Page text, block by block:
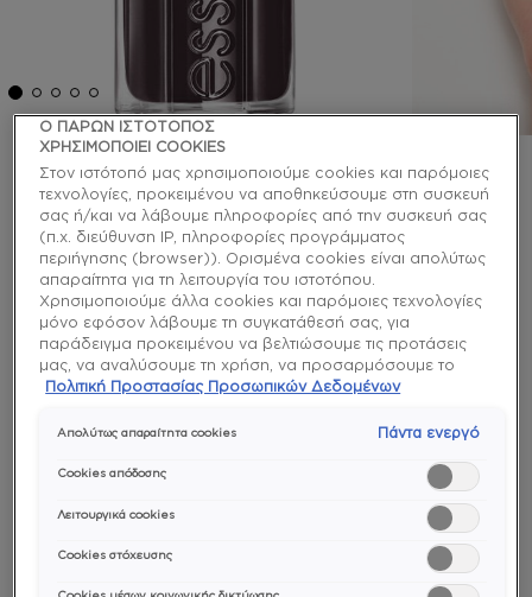
essie
home by 8 βερνίκι νυχιών
Μείνε έξω μέχρι το πρώτο φως της ημέρας. Ζήσε
μοναδικές στιγμές με αυτό το ήρεμο, απαλό μαύρο
βερνίκι νυχιών με κόκκινους τόνους
enamel
χρώμα και
αφαίρεση
Ο ΠΑΡΩΝ ΙΣΤΟΤΟΠΟΣ
ΧΡΗΣΙΜΟΠΟΙΕΙ COOKIES
Στον ιστότοπό μας χρησιμοποιούμε cookies και παρόμοιες
τεχνολογίες, προκειμένου να αποθηκεύσουμε στη συσκευή
σας ή/και να λάβουμε πληροφορίες από την συσκευή σας
(π.χ. διεύθυνση IP, πληροφορίες προγράμματος
περιήγησης (browser)). Ορισμένα cookies είναι απολύτως
απαραίτητα για τη λειτουργία του ιστοτόπου.
Χρησιμοποιούμε άλλα cookies και παρόμοιες τεχνολογίες
μόνο εφόσον λάβουμε τη συγκατάθεσή σας, για
παράδειγμα προκειμένου να βελτιώσουμε τις προτάσεις
μας, να αναλύσουμε τη χρήση, να προσαρμόσουμε το
περιεχόμενο στα ενδιαφέροντά σας ή να αναγνωρίσουμε
τα ενδιαφέροντά σας και να σας δείχνουμε σχετικό
προτάσεις. Μπορείτε να αποδεχθείτε cookies τα οποία δεν
είναι απαραίτητα («Αποδοχή όλων»), να τα απορρίψετε
(«Απόρριψη όλων») ή να ρυθμίσετε και να αποθηκεύσετε
τις επιλογές σας («Αποθήκευση επιλογών»). Μπορείτε
επίσης, ανά πάσα στιγμή, να ελέγξετε και να ρυθμίσετε εκ
νέου τις επιλογές σας (επιλέγοντας το link «Ρυθμίσεις για τα
Πολιτική Προστασίας Προσωπικών Δεδομένων
Απολύτως απαραίτητα cookies Πάντα ενεργό
Cookies απόδοσης
Λειτουργικά cookies
Cookies στόχευσης